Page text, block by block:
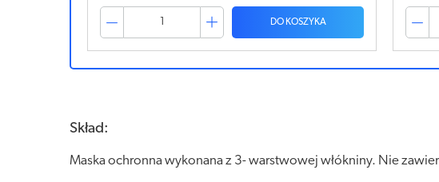
DO KOSZYKA
Skład:
Maska ochronna wykonana z 3- warstwowej włókniny. Nie